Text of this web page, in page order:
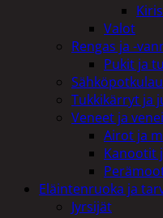
Valot
Rengas ja -
Pukit ja
Tukkikärryt ja
Veneet ja
Airot ja
Kanootit
Eläintenruoka ja
Jyrsijät